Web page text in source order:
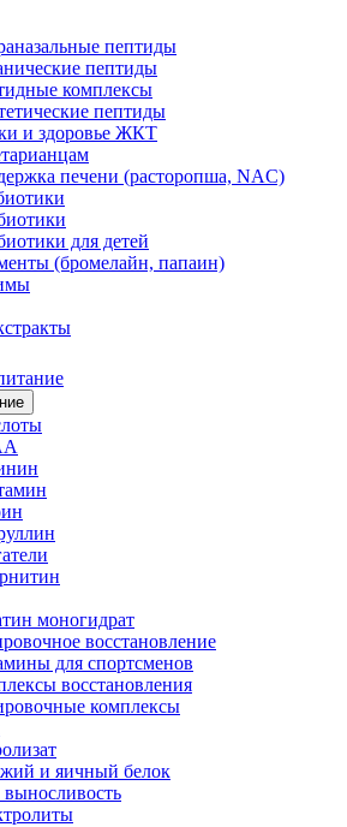
пептиды
пептиды
комплексы
пептиды
и здоровье ЖКТ
печени (расторопша, NAC)
для детей
(бромелайн, папаин)
моногидрат
восстановление
для спортсменов
восстановления
комплексы
и яичный белок